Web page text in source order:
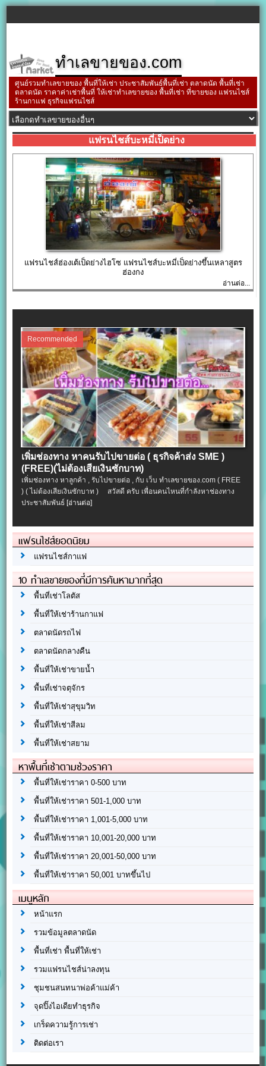
ทำเลขายของ.com
ศูนย์รวมทำเลขายของ พื้นที่ให้เช่า ประชาสัมพันธ์พื้นที่เช่า ตลาดนัด พื้นที่เช่า
ตลาดนัด ราคาค่าเช่าพื้นที่ ให้เช่าทำเลขายของ พื้นที่เช่า ที่ขายของ แฟรนไชส์
ร้านกาแฟ ธุรกิจแฟรนไชส์
แฟรนไชส์บะหมี่เป็ดย่าง
แฟรนไชส์ฮ่องเต้เป็ดย่างไฮโซ แฟรนไชส์บะหมี่เป็ดย่างขึ้นเหลาสูตร
ฮ่องกง
อ่านต่อ...
Recommended
เพิ่มช่องทาง หาคนรับไปขายต่อ ( ธุรกิจค้าส่ง SME )
(FREE)(ไม่ต้องเสียเงินซักบาท)
เพิ่มช่องทาง หาลูกค้า , รับไปขายต่อ , กับ เว็บ ทำเลขายของ.com ( FREE
) ( ไม่ต้องเสียเงินซักบาท ) สวัสดี ครับ เพื่อนคนไหนที่กำลังหาช่องทาง
ประชาสัมพันธ์[อ่านต่อ]
แฟรนไชส์ยอดนิยม
แฟรนไชส์กาแฟ
10 ทำเลขายของที่มีการค้นหามากที่สุด
พื้นที่เช่าโลตัส
พื้นที่ให้เช่าร้านกาแฟ
ตลาดนัดรถไฟ
ตลาดนัดกลางคืน
พื้นที่ให้เช่าขายน้ำ
พื้นที่เช่าจตุจักร
พื้นที่ให้เช่าสุขุมวิท
พื้นที่ให้เช่าสีลม
พื้นที่ให้เช่าสยาม
หาพื้นที่เช่าตามช่วงราคา
พื้นที่ให้เช่าราคา 0-500 บาท
พื้นที่ให้เช่าราคา 501-1,000 บาท
พื้นที่ให้เช่าราคา 1,001-5,000 บาท
พื้นที่ให้เช่าราคา 10,001-20,000 บาท
พื้นที่ให้เช่าราคา 20,001-50,000 บาท
พื้นที่ให้เช่าราคา 50,001 บาทขึ้นไป
เมนูหลัก
หน้าแรก
รวมข้อมูลตลาดนัด
พื้นที่เช่า พื้นที่ให้เช่า
รวมแฟรนไชส์น่าลงทุน
ชุมชนสนทนาพ่อค้าแม่ค้า
จุดปิ๊งไอเดียทำธุรกิจ
เกร็ดความรู้การเช่า
ติดต่อเรา